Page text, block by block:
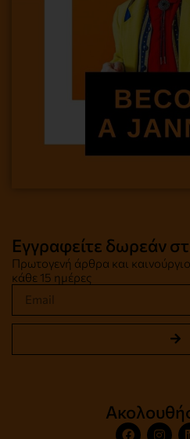
Εγγραφείτε δωρεάν
Πρωτογενή άρθρα και
κάθε 15 ημέρες